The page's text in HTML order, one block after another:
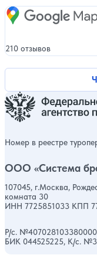
Google Maps
210 отзывов
Номер в реестре
ООО «Система
107045, г.Москва,
комната 30
ИНН 7725851033 КПП
Р/с.
БИК 044525225, К/с.